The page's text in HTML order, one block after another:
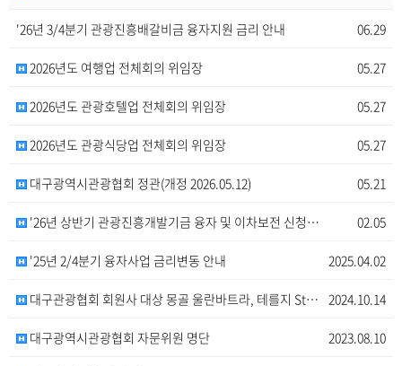
06.29
'26년 3/4분기 관광진흥배갈비금 융자지원 금리 안내
05.27
2026년도 여행업 전체회의 위임장
05.27
2026년도 관광호텔업 전체회의 위임장
05.27
2026년도 관광식당업 전체회의 위임장
05.21
대구광역시관광협회 정관(개정 2026.05.12)
02.05
'26년 상반기 관광진흥개발기금 융자 및 이차보전 신청…
2025.04.02
'25년 2/4분기 융자사업 금리변동 안내
2024.10.14
대구관광협회 회원사 대상 몽골 울란바트라, 테를지 St…
2023.08.10
대구광역시관광협회 자문위원 명단